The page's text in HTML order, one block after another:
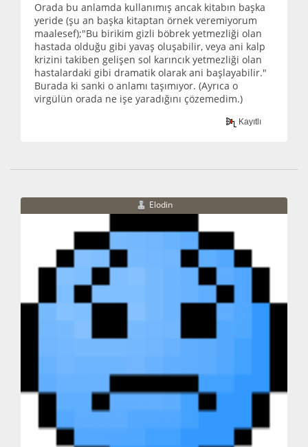
Orada bu anlamda kullanımış ancak kitabın başka
yeride (şu an başka kitaptan örnek veremiyorum
maalesef);"Bu birikim gizli böbrek yetmezliği olan
hastada olduğu gibi yavaş oluşabilir, veya ani kalp
krizini takiben gelişen sol karıncık yetmezliği olan
hastalardaki gibi dramatik olarak ani başlayabilir."
Burada ki sanki o anlamı taşımıyor. (Ayrıca o
virgülün orada ne işe yaradığını çözemedim.)
Kayıtlı
Elodin